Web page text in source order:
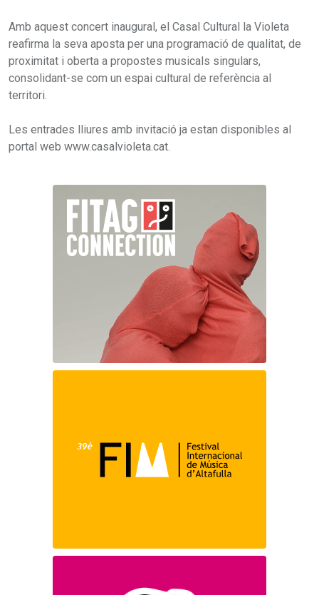
Amb aquest concert inaugural, el Casal Cultural la Violeta
reafirma la seva aposta per una programació de qualitat, de
proximitat i oberta a propostes musicals singulars,
consolidant-se com un espai cultural de referència al
territori.
Les entrades lliures amb invitació ja estan disponibles al
portal web www.casalvioleta.cat.